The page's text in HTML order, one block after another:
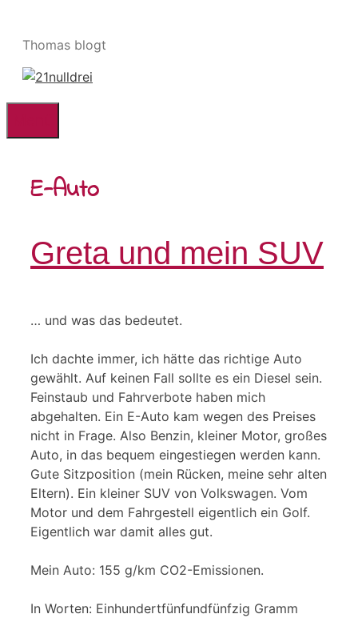
springen
Thomas blogt
E-Auto
Greta und mein SUV
… und was das bedeutet.
Ich dachte immer, ich hätte das richtige Auto
gewählt. Auf keinen Fall sollte es ein Diesel sein.
Feinstaub und Fahrverbote haben mich
abgehalten. Ein E-Auto kam wegen des Preises
nicht in Frage. Also Benzin, kleiner Motor, großes
Auto, in das bequem eingestiegen werden kann.
Gute Sitzposition (mein Rücken, meine sehr alten
Eltern). Ein kleiner SUV von Volkswagen. Vom
Motor und dem Fahrgestell eigentlich ein Golf.
Eigentlich war damit alles gut.
Mein Auto: 155 g/km CO2-Emissionen.
In Worten: Einhundertfünfundfünfzig Gramm